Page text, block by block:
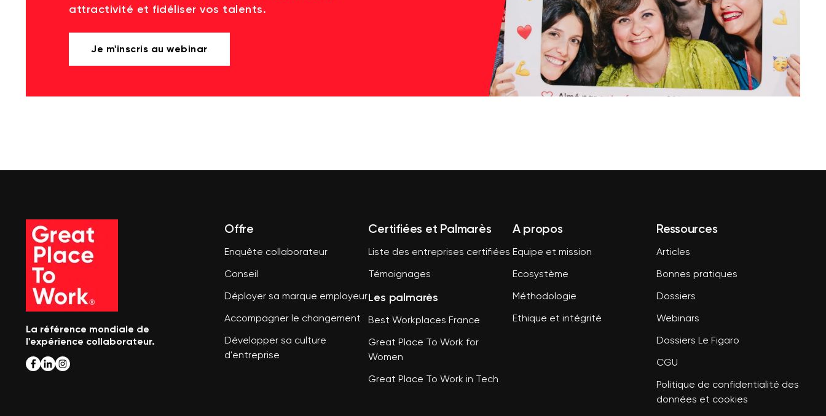
attractivité et fidéliser vos talents.
Je m'inscris au webinar
La référence mondiale de
l'expérience collaborateur.
Offre
Enquête collaborateur
Conseil
Déployer sa marque employeur
Accompagner le changement
Développer sa culture
d'entreprise
Certifiées et Palmarès
Liste des entreprises certifiées
Témoignages
Les palmarès
Best Workplaces France
Great Place To Work for
Women
Great Place To Work in Tech
A propos
Equipe et mission
Ecosystème
Méthodologie
Ethique et intégrité
Ressources
Articles
Bonnes pratiques
Dossiers
Webinars
Dossiers Le Figaro
CGU
Politique de confidentialité des
données et cookies